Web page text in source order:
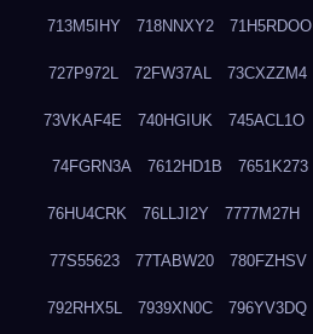
713M5IHY 718NNXY2 71H5RDOO
727P972L 72FW37AL 73CXZZM4
73VKAF4E 740HGIUK 745ACL1O
74FGRN3A 7612HD1B 7651K273
76HU4CRK 76LLJI2Y 7777M27H
77S55623 77TABW20 780FZHSV
792RHX5L 7939XN0C 796YV3DQ